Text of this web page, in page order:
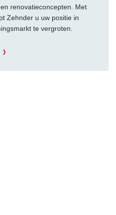
renovatieconcepten. Met
Zehnder u uw positie in
te vergroten.